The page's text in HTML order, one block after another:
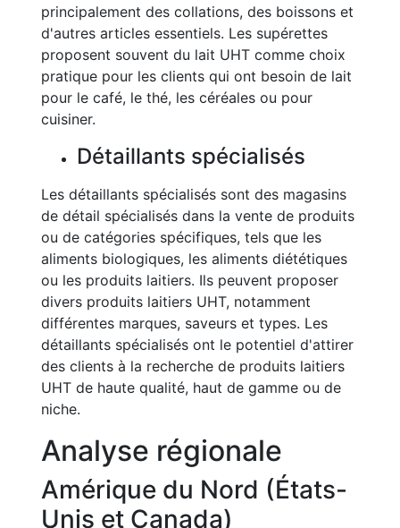
principalement des collations, des boissons et
d'autres articles essentiels. Les supérettes
proposent souvent du lait UHT comme choix
pratique pour les clients qui ont besoin de lait
pour le café, le thé, les céréales ou pour
cuisiner.
Détaillants spécialisés
Les détaillants spécialisés sont des magasins
de détail spécialisés dans la vente de produits
ou de catégories spécifiques, tels que les
aliments biologiques, les aliments diététiques
ou les produits laitiers. Ils peuvent proposer
divers produits laitiers UHT, notamment
différentes marques, saveurs et types. Les
détaillants spécialisés ont le potentiel d'attirer
des clients à la recherche de produits laitiers
UHT de haute qualité, haut de gamme ou de
niche.
Analyse régionale
Amérique du Nord (États-
Unis et Canada)